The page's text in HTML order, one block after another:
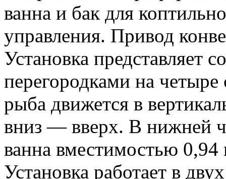
ванна и бак для
управления. Привод
Установка представляет
перегородками на
рыба движется в
вниз — вверх. В нижней
ванна вместимостью
Установка работает в